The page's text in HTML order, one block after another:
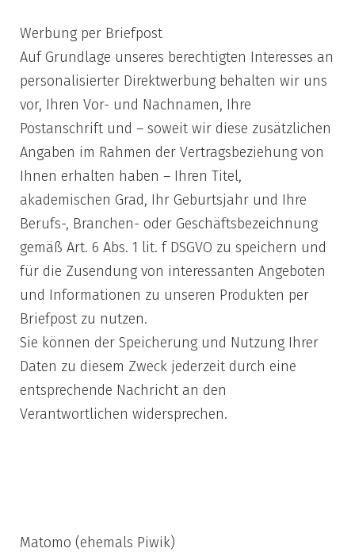
Werbung per Briefpost
Auf Grundlage unseres berechtigten Interesses an
personalisierter Direktwerbung behalten wir uns
vor, Ihren Vor- und Nachnamen, Ihre
Postanschrift und – soweit wir diese zusätzlichen
Angaben im Rahmen der Vertragsbeziehung von
Ihnen erhalten haben – Ihren Titel,
akademischen Grad, Ihr Geburtsjahr und Ihre
Berufs-, Branchen- oder Geschäftsbezeichnung
gemäß Art. 6 Abs. 1 lit. f DSGVO zu speichern und
für die Zusendung von interessanten Angeboten
und Informationen zu unseren Produkten per
Briefpost zu nutzen.
Sie können der Speicherung und Nutzung Ihrer
Daten zu diesem Zweck jederzeit durch eine
entsprechende Nachricht an den
Verantwortlichen widersprechen.
Matomo (ehemals Piwik)